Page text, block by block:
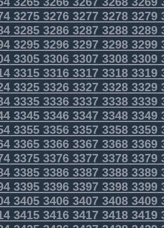
32753276327732783279
32853286328732883289
32953296329732983299
33053306330733083309
33153316331733183319
33253326332733283329
33353336333733383339
33453346334733483349
33553356335733583359
33653366336733683369
33753376337733783379
33853386338733883389
33953396339733983399
34053406340734083409
34153416341734183419